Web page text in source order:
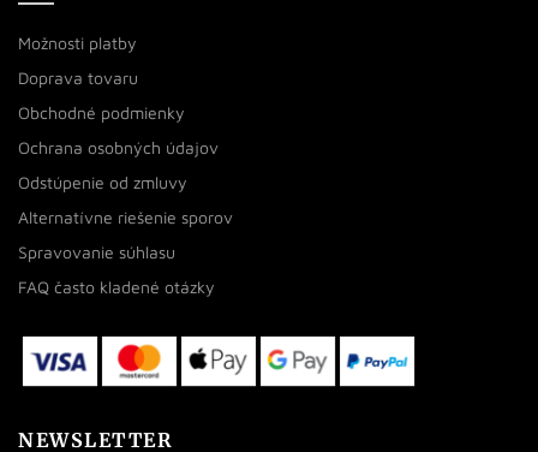
Možnosti platby
Doprava tovaru
Obchodné podmienky
Ochrana osobných údajov
Odstúpenie od zmluvy
Alternatívne riešenie sporov
Spravovanie súhlasu
FAQ často kladené otázky
NEWSLETTER